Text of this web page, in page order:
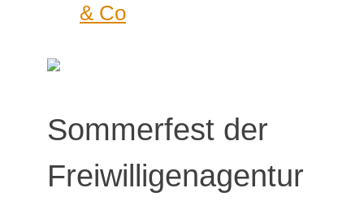
& Co
Sommerfest der
Freiwilligenagentur